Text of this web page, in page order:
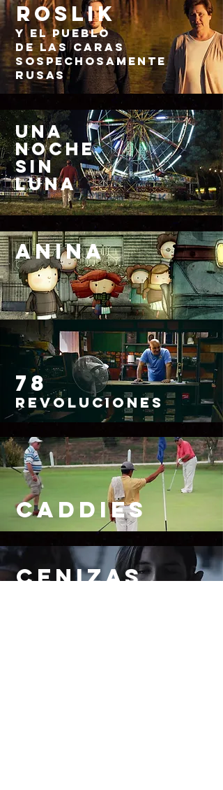
ROSLIK
Y EL PUEBLO
DE LAS CARAS
SOSPECHOSAMENTE
RUSAS
UNA
NOCHE
SIN
LUNA
ANINA
78
REVOLUCIONES
CADDIES
CENIZAS